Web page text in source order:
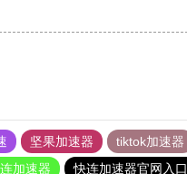
坚果加速器 tiktok加速器
加速器 快连加速器官网入口